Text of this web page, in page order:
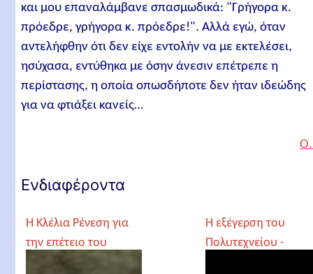
και μου επαναλάμβανε σπασμωδικά: "Γρήγορα κ.
πρόεδρε, γρήγορα κ. πρόεδρε!". Αλλά εγώ, όταν
αντελήφθην ότι δεν είχε εντολήν να με εκτελέσει,
ησύχασα, εντύθηκα με όσην άνεσιν επέτρεπε η
περίστασης, η οποία οπωσδήποτε δεν ήταν ιδεώδης
για να φτιάξει κανείς…
Ενδιαφέροντα
Η Κλέλια Ρένεση για
την επέτειο του
Πολυτεχνείου μας
Η εξέγερση του
Πολυτεχνείου -